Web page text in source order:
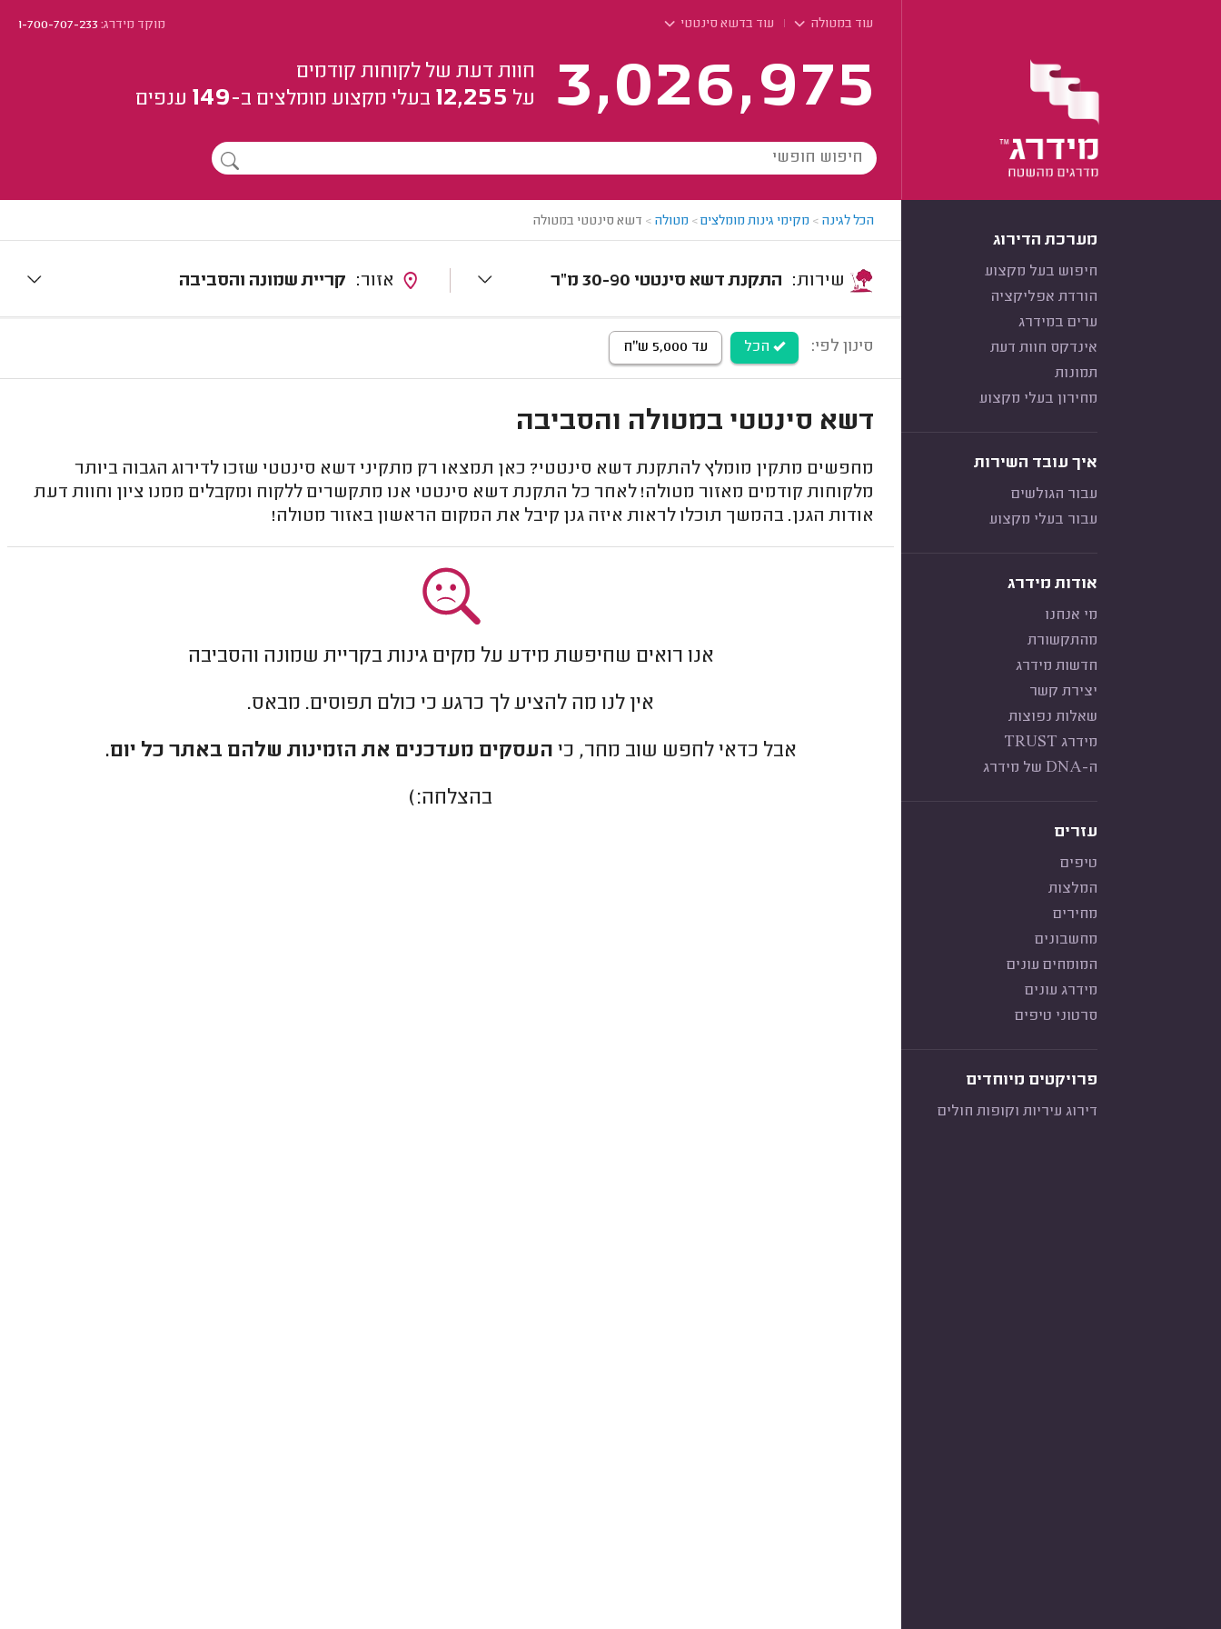
עוד במטולה עוד בדשא סינטטי מוקד מידרג:1-700-707-233
3,026,975
חוות דעת של לקוחות קודמים
על 12,255 בעלי מקצוע מומלצים ב-149 ענפים
מערכת הדירוג
חיפוש בעל מקצוע
הורדת אפליקציה
ערים במידרג
אינדקס חוות דעת
תמונות
מחירון בעלי מקצוע
איך עובד השירות
עבור הגולשים
עבור בעלי מקצוע
אודות מידרג
מי אנחנו
מהתקשורת
חדשות מידרג
יצירת קשר
שאלות נפוצות
מידרג TRUST
ה-DNA של מידרג
עזרים
טיפים
המלצות
מחירים
מחשבונים
המומחים עונים
מידרג עונים
סרטוני טיפים
פרויקטים מיוחדים
דירוג עיריות וקופות חולים
הכל לגינה > מקימי גינות מומלצים> מטולה > דשא סינטטי במטולה
התקנת דשא סינטטי 30-90 מ"ר קריית שמונה והסביבה
סינון לפי: הכל עד 5,000 ש"ח
דשא סינטטי במטולה והסביבה
מחפשים מתקין מומלץ להתקנת דשא סינטטי? כאן תמצאו רק מתקיני דשא סינטטי שזכו לדירוג הגבוה ביותר
מלקוחות קודמים מאזור מטולה! לאחר כל התקנת דשא סינטטי אנו מתקשרים ללקוח ומקבלים ממנו ציון וחוות דעת
אודות הגנן. בהמשך תוכלו לראות איזה גנן קיבל את המקום הראשון באזור מטולה!
אנו רואים שחיפשת מידע על מקים גינות בקריית שמונה והסביבה
אין לנו מה להציע לך כרגע כי כולם תפוסים. מבאס.
אבל כדאי לחפש שוב מחר, כי העסקים מעדכנים את הזמינות שלהם באתר כל יום.
בהצלחה:)